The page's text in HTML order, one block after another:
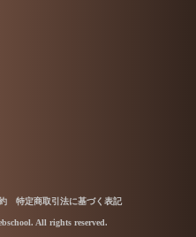
All rights reserved.
特定商取引法に基づく表記